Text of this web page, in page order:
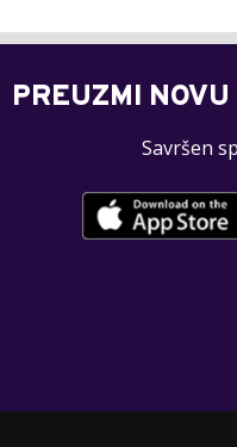
PREUZMI
Savršen